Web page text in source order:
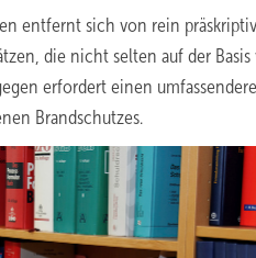
entfernt sich von rein
die nicht selten auf der
erfordert einen
Brandschutzes.